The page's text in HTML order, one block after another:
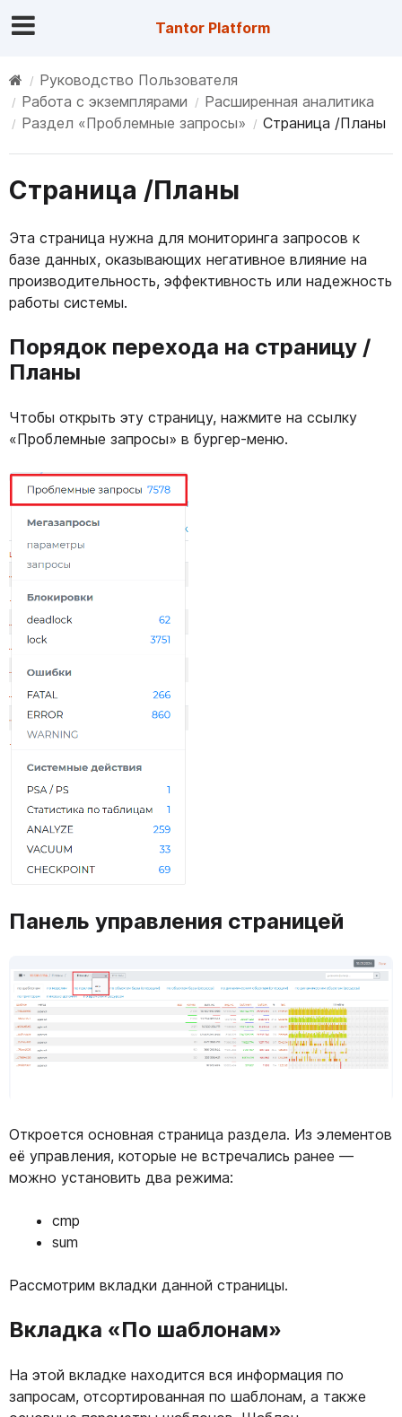
Tantor Platform
Руководство Пользователя
Работа с экземплярами
Расширенная аналитика
Раздел «Проблемные запросы»
Страница /Планы
Страница /Планы
Эта страница нужна для мониторинга запросов к
базе данных, оказывающих негативное влияние на
производительность, эффективность или надежность
работы системы.
Порядок перехода на страницу /
Планы
Чтобы открыть эту страницу, нажмите на ссылку
«Проблемные запросы» в бургер-меню.
Панель управления страницей
Откроется основная страница раздела. Из элементов
её управления, которые не встречались ранее —
можно установить два режима:
cmp
sum
Рассмотрим вкладки данной страницы.
Вкладка «По шаблонам»
На этой вкладке находится вся информация по
запросам, отсортированная по шаблонам, а также